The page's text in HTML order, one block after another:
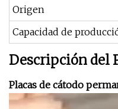
Origen
Capacidad de
Descripción del
Placas de cátodo